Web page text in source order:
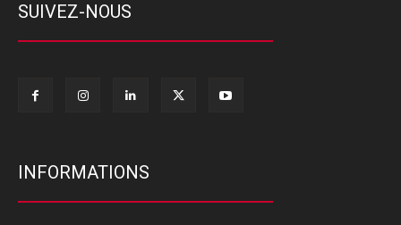
SUIVEZ-NOUS
INFORMATIONS